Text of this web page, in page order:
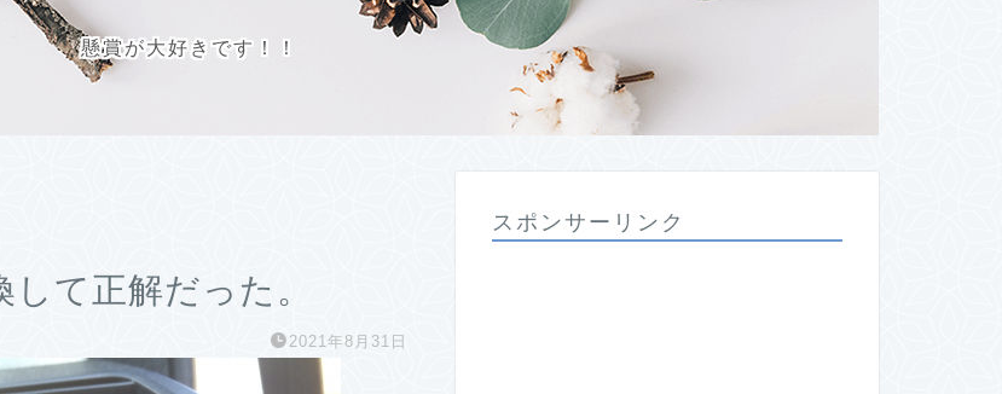
懸賞が大好きです！！
て正解だった。
2021年8月31日
スポンサーリンク